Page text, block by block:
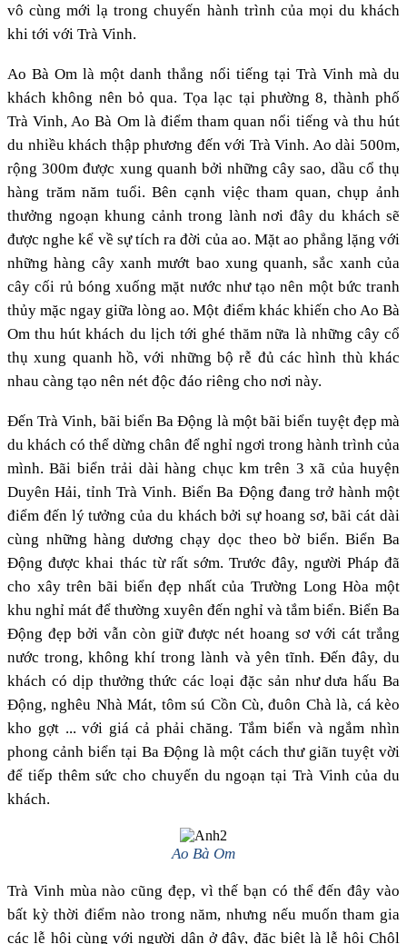
vô cùng mới lạ trong chuyến hành trình của mọi du khách
khi tới với Trà Vinh.
Ao Bà Om là một danh thắng nổi tiếng tại Trà Vinh mà du
khách không nên bỏ qua. Tọa lạc tại phường 8, thành phố
Trà Vinh, Ao Bà Om là điểm tham quan nổi tiếng và thu hút
du nhiều khách thập phương đến với Trà Vinh. Ao dài 500m,
rộng 300m được xung quanh bởi những cây sao, dầu cổ thụ
hàng trăm năm tuổi. Bên cạnh việc tham quan, chụp ảnh
thưởng ngoạn khung cảnh trong lành nơi đây du khách sẽ
được nghe kể về sự tích ra đời của ao. Mặt ao phẳng lặng với
những hàng cây xanh mướt bao xung quanh, sắc xanh của
cây cối rủ bóng xuống mặt nước như tạo nên một bức tranh
thủy mặc ngay giữa lòng ao. Một điểm khác khiến cho Ao Bà
Om thu hút khách du lịch tới ghé thăm nữa là những cây cổ
thụ xung quanh hồ, với những bộ rễ đủ các hình thù khác
nhau càng tạo nên nét độc đáo riêng cho nơi này.
Đến Trà Vinh, bãi biển Ba Động là một bãi biển tuyệt đẹp mà
du khách có thể dừng chân để nghỉ ngơi trong hành trình của
mình. Bãi biển trải dài hàng chục km trên 3 xã của huyện
Duyên Hải, tỉnh Trà Vinh. Biển Ba Động đang trở hành một
điểm đến lý tưởng của du khách bởi sự hoang sơ, bãi cát dài
cùng những hàng dương chạy dọc theo bờ biển. Biển Ba
Động được khai thác từ rất sớm. Trước đây, người Pháp đã
cho xây trên bãi biển đẹp nhất của Trường Long Hòa một
khu nghỉ mát để thường xuyên đến nghỉ và tắm biển. Biển Ba
Động đẹp bởi vẫn còn giữ được nét hoang sơ với cát trắng
nước trong, không khí trong lành và yên tĩnh. Đến đây, du
khách có dịp thưởng thức các loại đặc sản như dưa hấu Ba
Động, nghêu Nhà Mát, tôm sú Cồn Cù, đuôn Chà là, cá kèo
kho gợt ... với giá cả phải chăng. Tắm biển và ngắm nhìn
phong cảnh biển tại Ba Động là một cách thư giãn tuyệt vời
để tiếp thêm sức cho chuyến du ngoạn tại Trà Vinh của du
khách.
Ao Bà Om
Trà Vinh mùa nào cũng đẹp, vì thế bạn có thể đến đây vào
bất kỳ thời điểm nào trong năm, nhưng nếu muốn tham gia
các lễ hội cùng với người dân ở đây, đặc biệt là lễ hội Chôl